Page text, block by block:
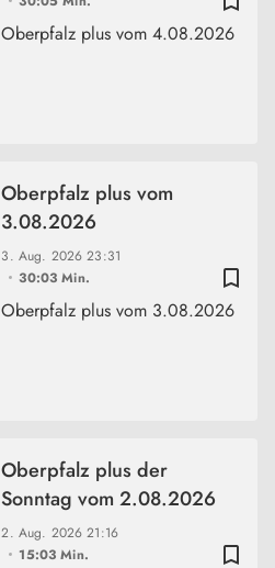
Oberpfalz plus vom 4.08.2026
bookmark_border
3. Aug. 202623:31
30:03 Min.
Oberpfalz plus vom
3.08.2026
Oberpfalz plus vom 3.08.2026
bookmark_border
2. Aug. 202621:16
15:03 Min.
Oberpfalz plus der
Sonntag vom 2.08.2026